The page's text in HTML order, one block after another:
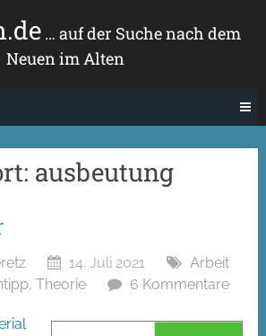
… auf der Suche nach dem
Neuen im Alten
ausbeutung
14. Juli 2021
Arbeit
,Theorie 6 Kommentare